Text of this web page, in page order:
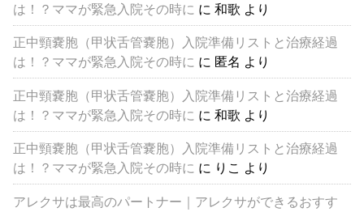
は！？ママが緊急入院その時に に和歌 より
正中頸嚢胞（甲状舌管嚢胞）入院準備リストと治療経過
は！？ママが緊急入院その時に に 匿名 より
正中頸嚢胞（甲状舌管嚢胞）入院準備リストと治療経過
は！？ママが緊急入院その時に に和歌 より
正中頸嚢胞（甲状舌管嚢胞）入院準備リストと治療経過
は！？ママが緊急入院その時に に りこ より
アレクサは最高のパートナー｜アレクサができるおすす